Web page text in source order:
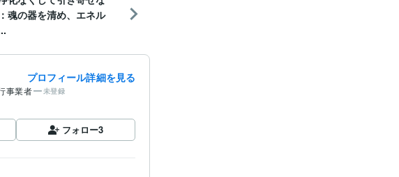
魂の器を清め、エネル
プロフィール詳細を見る
事業者 未登録
フォロー3